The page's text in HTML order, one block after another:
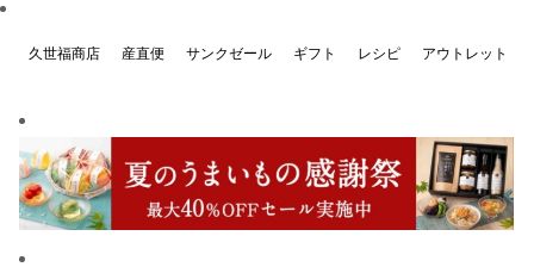
久世福商店 産直便 サンクゼール ギフト レシピ アウトレット